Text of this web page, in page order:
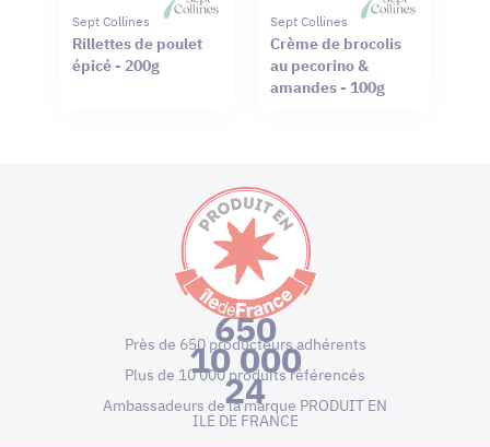
Sept Collines
Rillettes de poulet
épicé - 200g
Sept Collines
Crème de brocolis
au pecorino &
amandes - 100g
650
Près de 650 producteurs adhérents
10 000
Plus de 10 000 produits référencés
24
Ambassadeurs de la marque PRODUIT EN
ILE DE FRANCE